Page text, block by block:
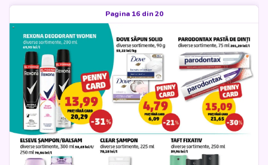
Pagina 16 din 20